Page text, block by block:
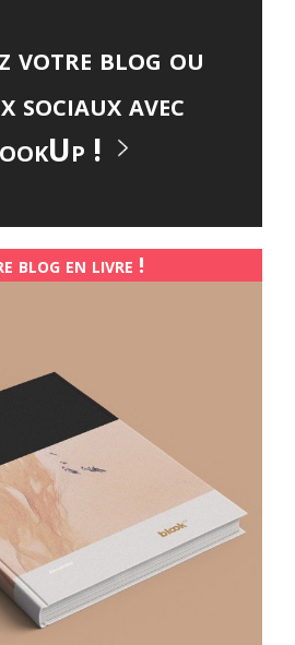
votre blog ou
sociaux avec
!
blog en livre !